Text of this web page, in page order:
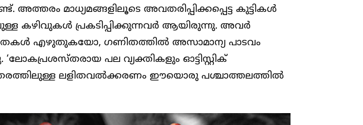
മാധ്യമങ്ങളിലൂടെ അവതരിപ്പിക്കപ്പെട്ട കുട്ടികൾ
കഴിവുകൾ പ്രകടിപ്പിക്കുന്നവർ ആയിരുന്നു. അവർ
എഴുതുകയോ, ഗണിതത്തിൽ അസാമാന്യ പാടവം
പല വ്യക്തികളും ഓട്ടിസ്റ്റിക്
ലളിതവൽക്കരണം ഈയൊരു പശ്ചാത്തലത്തിൽ